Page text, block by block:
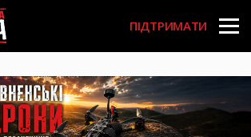
User
account
menu
ПІДТРИМАТИ